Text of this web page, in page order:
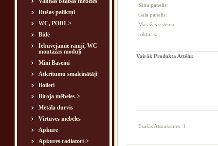
Dušas paliktņi
WC, PODI->
Bidē
Iebūvējamie rāmji, WC
montāžas moduļi
Mini Baseini
Atkritumu smalcinātāji
Boileri
Biroja mēbeles->
Metāla durvis
Virtuves mēbeles
Apkure
Apkures radiatori->
Sānu panelis:
Gala panelis:
Masāžas sistēma:
rokturis:
Vairāk Produkta Attēlu:
Esošās Atsauksmes: 1